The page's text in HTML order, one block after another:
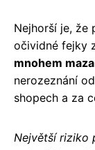
Nejhorší je, že
očividné fejky
mnohem
nerozeznání
shopech a za
Největší riziko